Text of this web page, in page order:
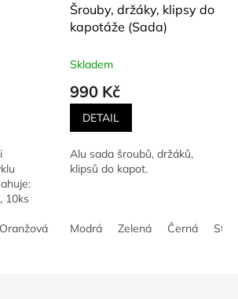
10ks
v
Oranžová Černá Stříbrná Červená
Šrouby, držáky, klipsy do
kapotáže (Sada)
Skladem
990 Kč
DETAIL
Alu sada šroubů, držáků,
klipsů do kapot.
Modrá Zelená Černá